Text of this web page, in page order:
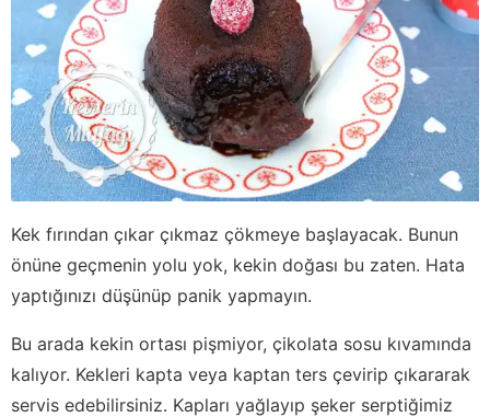
Kek fırından çıkar çıkmaz çökmeye başlayacak. Bunun
önüne geçmenin yolu yok, kekin doğası bu zaten. Hata
yaptığınızı düşünüp panik yapmayın.
Bu arada kekin ortası pişmiyor, çikolata sosu kıvamında
kalıyor. Kekleri kapta veya kaptan ters çevirip çıkararak
servis edebilirsiniz. Kapları yağlayıp şeker serptiğimiz